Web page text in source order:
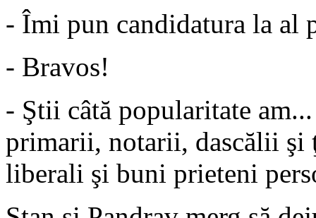
- Îmi pun candidatura la al
- Bravos!
- Ştii câtă popularitate
primarii, notarii, dascălii şi
liberali şi buni prieteni